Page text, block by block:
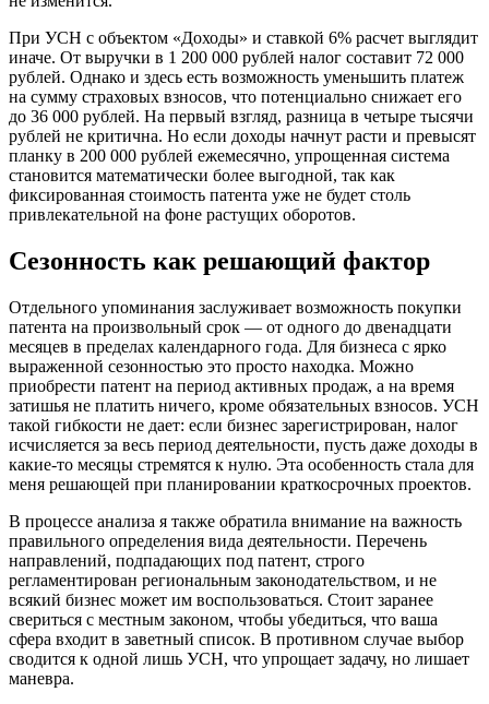
При УСН с объектом «Доходы» и ставкой 6% расчет выглядит
иначе. От выручки в 1 200 000 рублей налог составит 72 000
рублей. Однако и здесь есть возможность уменьшить платеж
на сумму страховых взносов, что потенциально снижает его
до 36 000 рублей. На первый взгляд, разница в четыре тысячи
рублей не критична. Но если доходы начнут расти и превысят
планку в 200 000 рублей ежемесячно, упрощенная система
становится математически более выгодной, так как
фиксированная стоимость патента уже не будет столь
привлекательной на фоне растущих оборотов.
Сезонность как решающий фактор
Отдельного упоминания заслуживает возможность покупки
патента на произвольный срок — от одного до двенадцати
месяцев в пределах календарного года. Для бизнеса с ярко
выраженной сезонностью это просто находка. Можно
приобрести патент на период активных продаж, а на время
затишья не платить ничего, кроме обязательных взносов. УСН
такой гибкости не дает: если бизнес зарегистрирован, налог
исчисляется за весь период деятельности, пусть даже доходы в
какие-то месяцы стремятся к нулю. Эта особенность стала для
меня решающей при планировании краткосрочных проектов.
В процессе анализа я также обратила внимание на важность
правильного определения вида деятельности. Перечень
направлений, подпадающих под патент, строго
регламентирован региональным законодательством, и не
всякий бизнес может им воспользоваться. Стоит заранее
свериться с местным законом, чтобы убедиться, что ваша
сфера входит в заветный список. В противном случае выбор
сводится к одной лишь УСН, что упрощает задачу, но лишает
маневра.